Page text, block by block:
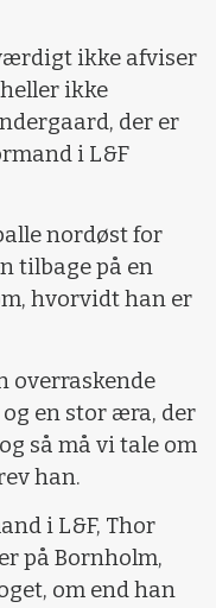
ikke afviser
ikke
der er
i L&F
nordøst for
tilbage på en
hvorvidt han er
overraskende
en stor æra, der
så må vi tale om
han.
i L&F, Thor
på Bornholm,
om end han